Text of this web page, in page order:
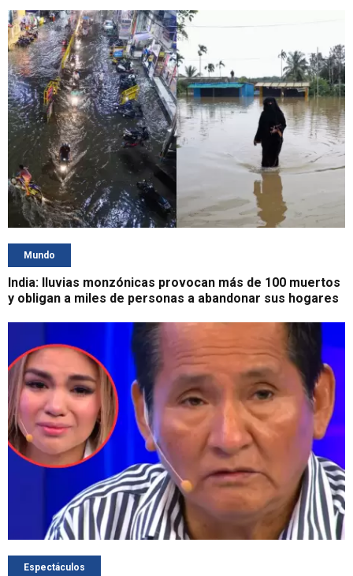
Mundo
India: lluvias monzónicas provocan más de 100 muertos
y obligan a miles de personas a abandonar sus hogares
Espectáculos